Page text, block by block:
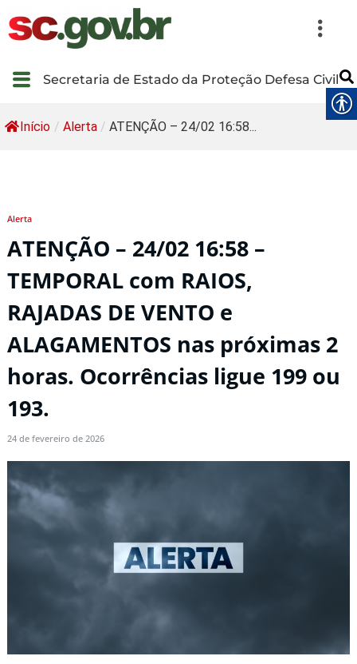
Secretaria de Estado da Proteção Defesa Civil
Início / Alerta / ATENÇÃO – 24/02 16:58...
Alerta
ATENÇÃO – 24/02 16:58 –
TEMPORAL com RAIOS,
RAJADAS DE VENTO e
ALAGAMENTOS nas próximas 2
horas. Ocorrências ligue 199 ou
193.
24 de fevereiro de 2026